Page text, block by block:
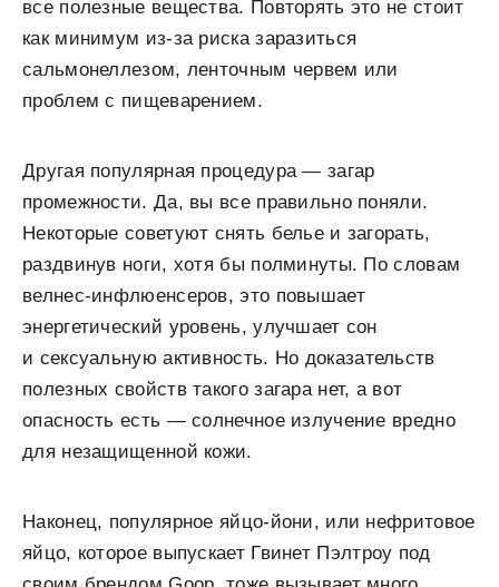
все полезные вещества. Повторять это не стоит
как минимум из-за риска заразиться
сальмонеллезом, ленточным червем или
проблем с пищеварением.
Другая популярная процедура — загар
промежности. Да, вы все правильно поняли.
Некоторые советуют снять белье и загорать,
раздвинув ноги, хотя бы полминуты. По словам
велнес-инфлюенсеров, это повышает
энергетический уровень, улучшает сон
и сексуальную активность. Но доказательств
полезных свойств такого загара нет, а вот
опасность есть — солнечное излучение вредно
для незащищенной кожи.
Наконец, популярное яйцо-йони, или нефритовое
яйцо, которое выпускает Гвинет Пэлтроу под